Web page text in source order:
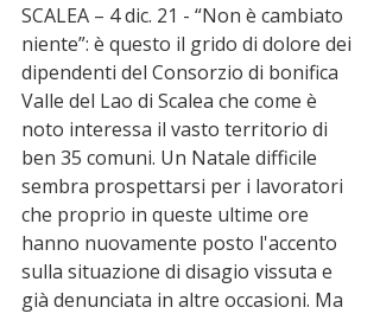
SCALEA – 4 dic. 21 - “Non è cambiato
niente”: è questo il grido di dolore dei
dipendenti del Consorzio di bonifica
Valle del Lao di Scalea che come è
noto interessa il vasto territorio di
ben 35 comuni. Un Natale difficile
sembra prospettarsi per i lavoratori
che proprio in queste ultime ore
hanno nuovamente posto l'accento
sulla situazione di disagio vissuta e
già denunciata in altre occasioni. Ma